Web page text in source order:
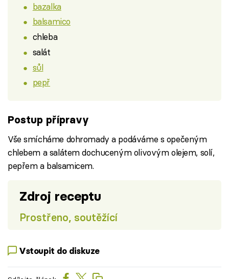
bazalka
balsamico
chleba
salát
sůl
pepř
Postup přípravy
Vše smícháme dohromady a podáváme s opečeným
chlebem a salátem dochuceným olivovým olejem, solí,
pepřem a balsamicem.
Zdroj receptu
Prostřeno, soutěžící
Vstoupit do diskuze